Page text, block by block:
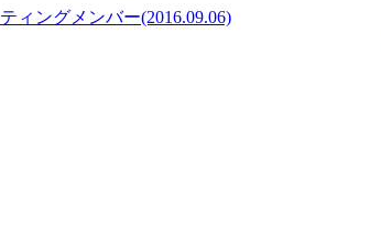
ィングメンバー(2016.09.06)